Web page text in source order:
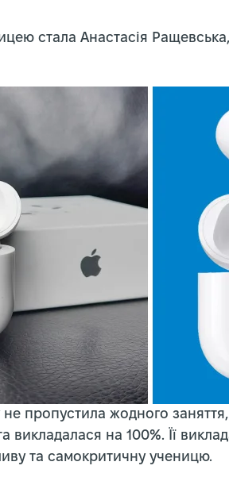
стала Анастасія
не пропустила жодного
викладалася на 100%. Її
та самокритичну ученицю.